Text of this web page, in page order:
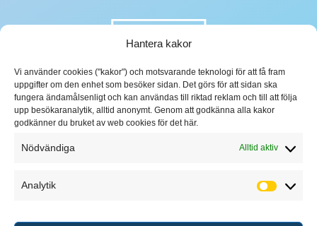
Hantera kakor
Vi använder cookies ("kakor") och motsvarande teknologi för att få fram
uppgifter om den enhet som besöker sidan. Det görs för att sidan ska
fungera ändamålsenligt och kan användas till riktad reklam och till att följa
upp besökaranalytik, alltid anonymt. Genom att godkänna alla kakor
godkänner du bruket av web cookies för det här.
Nödvändiga Alltid aktiv
Analytik
Analytik